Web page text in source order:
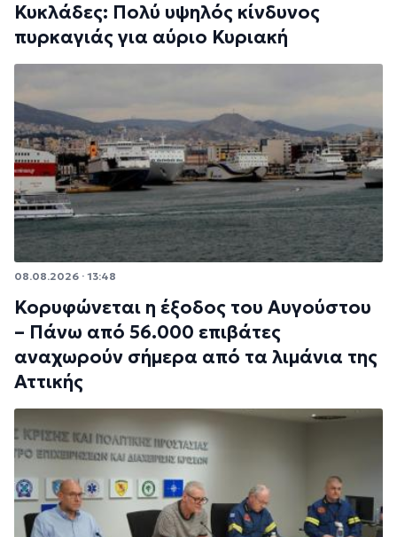
Κυκλάδες: Πολύ υψηλός κίνδυνος
πυρκαγιάς για αύριο Κυριακή
08.08.2026 · 13:48
Κορυφώνεται η έξοδος του Αυγούστου
– Πάνω από 56.000 επιβάτες
αναχωρούν σήμερα από τα λιμάνια της
Αττικής